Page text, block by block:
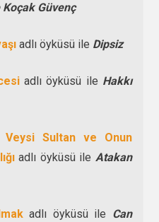
Koçak Güvenç
adlı öyküsü ile Dipsiz
adlı öyküsü ile Hakkı
Veysi Sultan ve Onun
adlı öyküsü ileAtakan
adlı öyküsü ile Can